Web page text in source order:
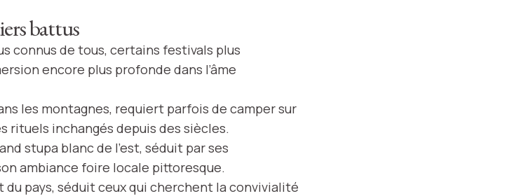
battus
connus de tous, certains festivals plus
encore plus profonde dans l’âme
les montagnes, requiert parfois de camper sur
rituels inchangés depuis des siècles.
stupa blanc de l’est, séduit par ses
ambiance foire locale pittoresque.
du pays, séduit ceux qui cherchent la convivialité